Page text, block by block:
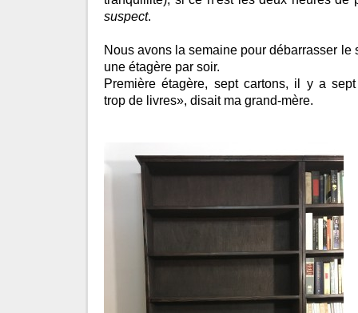
suspect.
Nous avons la semaine pour débarrasser le
une étagère par soir.
Première étagère, sept cartons, il y a
trop de livres», disait ma grand-mère.